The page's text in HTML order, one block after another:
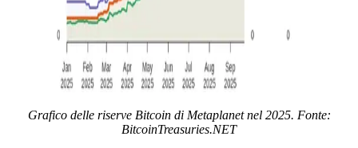
Grafico delle riserve Bitcoin di Metaplanet nel 2025. Fonte:
BitcoinTreasuries.NET